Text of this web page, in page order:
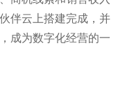
伴云上搭建完成，并
成为数字化经营的一